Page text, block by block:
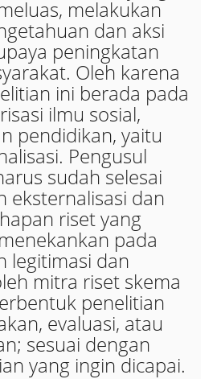
melakukan
dan aksi
peningkatan
Oleh karena
ini berada pada
ilmu sosial,
pendidikan, yaitu
Pengusul
sudah selesai
eksternalisasi dan
riset yang
pada
legitimasi dan
mitra riset skema
penelitian
evaluasi, atau
sesuai dengan
yang ingin dicapai.